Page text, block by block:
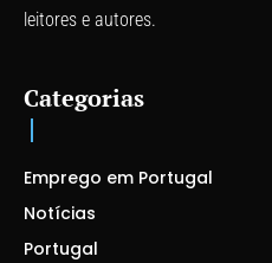
leitores e autores.
Categorias
Emprego em Portugal
Notícias
Portugal